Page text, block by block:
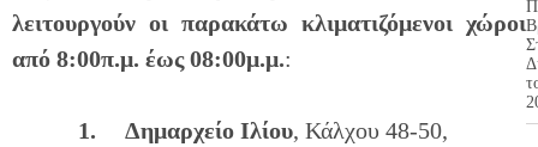
λειτουργούν οι παρακάτω κλιματιζόμενοι χώροι
από 8:00π.μ. έως 08:00μ.μ.:
1. Δημαρχείο Ιλίου, Κάλχου 48-50,